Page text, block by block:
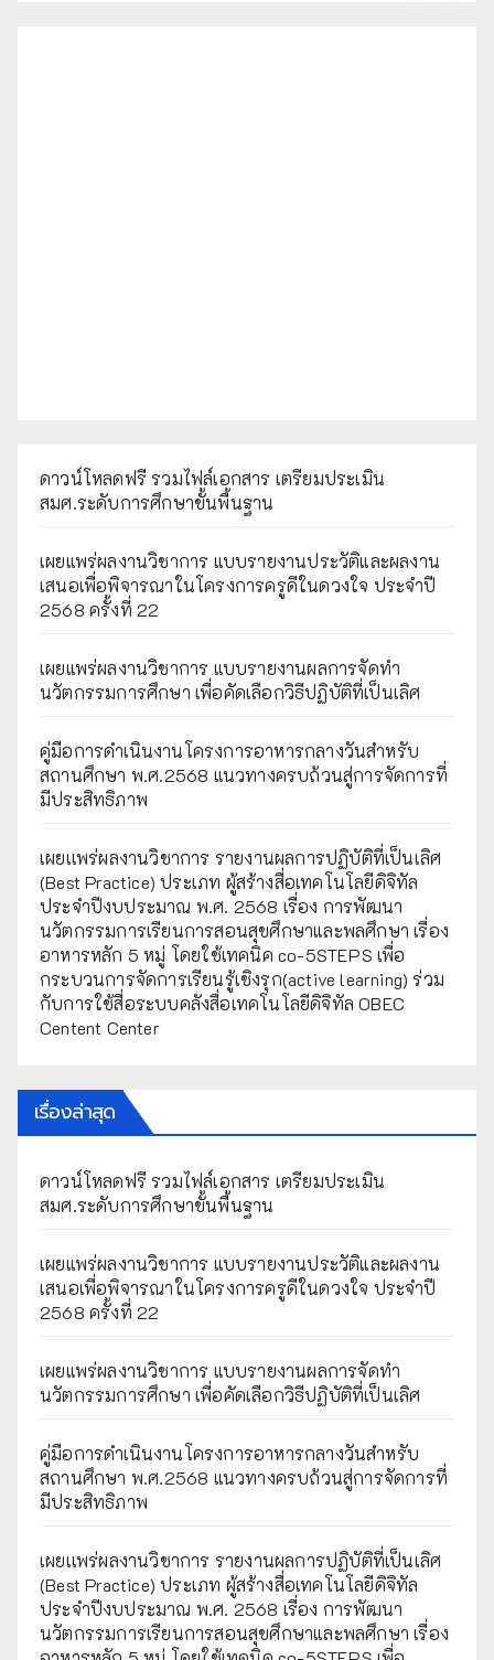
ดาวน์โหลดฟรี รวมไฟล์เอกสาร เตรียมประเมิน
สมศ.ระดับการศึกษาขั้นพื้นฐาน
เผยแพร่ผลงานวิชาการ แบบรายงานประวัติและผลงาน
เสนอเพื่อพิจารณาในโครงการครูดีในดวงใจ ประจำปี
2568 ครั้งที่ 22
เผยแพร่ผลงานวิชาการ แบบรายงานผลการจัดทำ
นวัตกรรมการศึกษา เพื่อคัดเลือกวิธีปฏิบัติที่เป็นเลิศ
คู่มือการดำเนินงานโครงการอาหารกลางวันสำหรับ
สถานศึกษา พ.ศ.2568 แนวทางครบถ้วนสู่การจัดการที่
มีประสิทธิภาพ
เผยเเพร่ผลงานวิชาการ รายงานผลการปฏิบัติที่เป็นเลิศ
(Best Practice) ประเภท ผู้สร้างสื่อเทคโนโลยีดิจิทัล
ประจำปีงบประมาณ พ.ศ. 2568 เรื่อง การพัฒนา
นวัตกรรมการเรียนการสอนสุขศึกษาและพลศึกษา เรื่อง
อาหารหลัก 5 หมู่ โดยใช้เทคนิค co-5STEPS เพื่อ
กระบวนการจัดการเรียนรู้เชิงรุก(active learning) ร่วม
กับการใช้สื่อระบบคลังสื่อเทคโนโลยีดิจิทัล OBEC
Centent Center
เรื่องล่าสุด
ดาวน์โหลดฟรี รวมไฟล์เอกสาร เตรียมประเมิน
สมศ.ระดับการศึกษาขั้นพื้นฐาน
เผยแพร่ผลงานวิชาการ แบบรายงานประวัติและผลงาน
เสนอเพื่อพิจารณาในโครงการครูดีในดวงใจ ประจำปี
2568 ครั้งที่ 22
เผยแพร่ผลงานวิชาการ แบบรายงานผลการจัดทำ
นวัตกรรมการศึกษา เพื่อคัดเลือกวิธีปฏิบัติที่เป็นเลิศ
คู่มือการดำเนินงานโครงการอาหารกลางวันสำหรับ
สถานศึกษา พ.ศ.2568 แนวทางครบถ้วนสู่การจัดการที่
มีประสิทธิภาพ
เผยเเพร่ผลงานวิชาการ รายงานผลการปฏิบัติที่เป็นเลิศ
(Best Practice) ประเภท ผู้สร้างสื่อเทคโนโลยีดิจิทัล
ประจำปีงบประมาณ พ.ศ. 2568 เรื่อง การพัฒนา
นวัตกรรมการเรียนการสอนสุขศึกษาและพลศึกษา เรื่อง